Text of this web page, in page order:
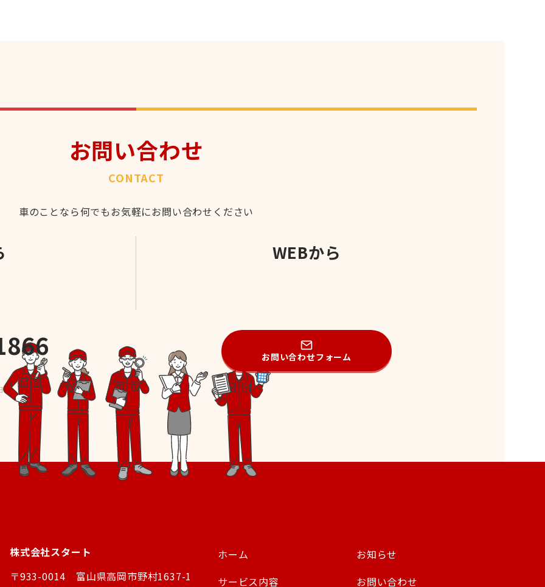
お問い合わせ
CONTACT
車のことなら何でもお気軽にお問い合わせください
WEBから
お問い合わせフォーム
株式会社スタート
〒933-0014 富山県高岡市野村1637-1
ホーム
サービス内容
お知らせ
お問い合わせ